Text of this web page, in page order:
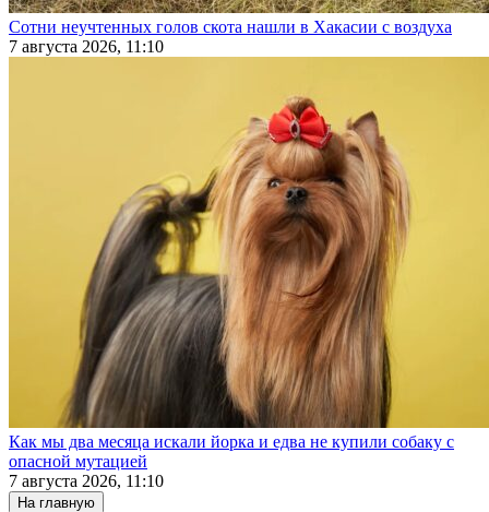
Сотни неучтенных голов скота нашли в Хакасии с воздуха
7 августа 2026, 11:10
Как мы два месяца искали йорка и едва не купили собаку с
опасной мутацией
7 августа 2026, 11:10
На главную